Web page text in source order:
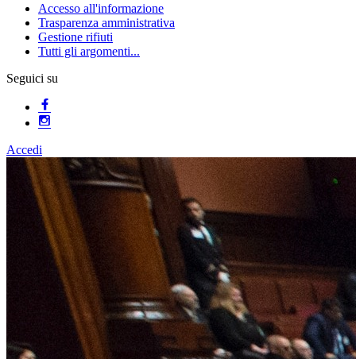
Accesso all'informazione
Trasparenza amministrativa
Gestione rifiuti
Tutti gli argomenti...
Seguici su
Accedi